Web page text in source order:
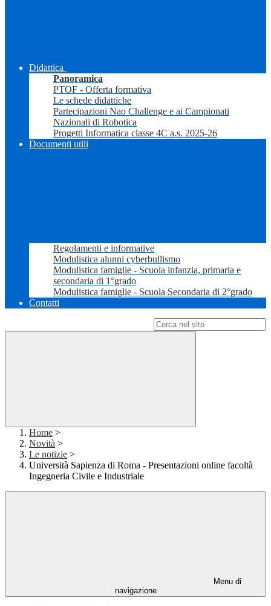
Didattica
Panoramica
PTOF - Offerta formativa
Le schede didattiche
Partecipazioni Nao Challenge e ai Campionati
Nazionali di Robotica
Progetti Informatica classe 4C a.s. 2025-26
Documenti utili
Regolamenti e informative
Modulistica alunni cyberbullismo
Modulistica famiglie - Scuola infanzia, primaria e
secondaria di 1°grado
Modulistica famiglie - Scuola Secondaria di 2°grado
Contatti
Home >
Novità >
Le notizie >
Università Sapienza di Roma - Presentazioni online facoltà
Ingegneria Civile e Industriale
Menu di
navigazione